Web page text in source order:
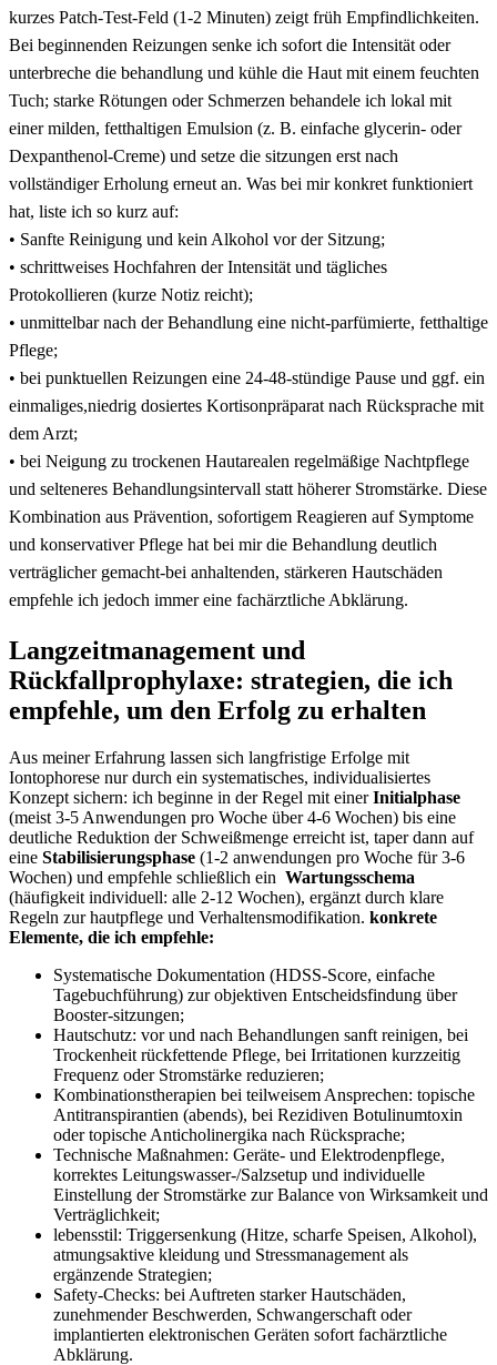
kurzes‌ Patch‑Test‑Feld (1-2 Minuten) ‌zeigt früh Empfindlichkeiten.
Bei ⁣beginnenden Reizungen senke ich sofort die Intensität oder
unterbreche die behandlung und kühle die Haut ‌mit einem feuchten
Tuch; ⁣starke ​Rötungen oder Schmerzen behandele ich lokal mit‍
einer milden, fetthaltigen ⁤Emulsion (z. B.⁣ einfache glycerin‑ ​oder
Dexpanthenol‑Creme)⁤ und⁣ setze die​ sitzungen ‌erst nach‌
vollständiger Erholung ⁣erneut an. Was bei mir konkret funktioniert
hat, ⁢liste ich so ⁤kurz‌ auf:‍
• ⁤Sanfte Reinigung und ⁤kein Alkohol vor ⁢der​ Sitzung;
• schrittweises Hochfahren der Intensität und tägliches
⁢Protokollieren (kurze⁢ Notiz ‍reicht); ‌
• ⁣unmittelbar nach ‌der​ Behandlung eine nicht‑parfümierte, fetthaltige
Pflege;
• ⁤bei punktuellen Reizungen eine 24-48‑stündige Pause und ggf. ein
einmaliges,niedrig dosiertes ‌Kortisonpräparat‍ nach ‌Rücksprache⁢ mit
‍dem ‌Arzt;
• ⁤bei Neigung zu trockenen Hautarealen regelmäßige Nachtpflege‍
und ‍selteneres ‌Behandlungsintervall‌ statt ⁢höherer Stromstärke.‍ Diese
Kombination aus Prävention, sofortigem Reagieren auf⁣ Symptome
und konservativer Pflege hat bei mir die Behandlung‌ deutlich
verträglicher⁤ gemacht-bei anhaltenden,​ stärkeren Hautschäden
empfehle​ ich jedoch immer ‍eine fachärztliche‍ Abklärung.
Langzeitmanagement und
Rückfallprophylaxe: strategien, die ich
empfehle, um den Erfolg zu erhalten
Aus meiner Erfahrung lassen sich langfristige‌ Erfolge⁢ mit
Iontophorese nur⁣ durch ‍ein systematisches, individualisiertes
Konzept ‌sichern: ⁤ich beginne in der Regel​ mit einerInitialphase
(meist‌ 3-5 Anwendungen pro Woche über ‌4-6 Wochen) bis eine⁢
deutliche ​Reduktion der Schweißmenge⁢ erreicht‌ ist,⁣ taper ‌dann auf
eine⁣ Stabilisierungsphase (1-2 anwendungen ⁢pro Woche für 3-6⁢
Wochen) und empfehle⁣ schließlich ein ‌ Wartungsschema
(häufigkeit individuell: ​alle 2-12⁢ Wochen), ergänzt⁤ durch klare
Regeln zur hautpflege und Verhaltensmodifikation. konkrete‌
Elemente, ​die ⁣ich empfehle:
Systematische Dokumentation (HDSS-Score,‍ einfache⁤
Tagebuchführung) zur⁤ objektiven⁣ Entscheidsfindung​ über
Booster-sitzungen;
Hautschutz: vor und nach Behandlungen sanft reinigen, bei
Trockenheit rückfettende⁢ Pflege, bei ‌Irritationen ⁤kurzzeitig
Frequenz ⁣oder ⁣Stromstärke reduzieren;
Kombinationstherapien‌ bei teilweisem Ansprechen:‌ topische
Antitranspirantien ‍(abends), bei Rezidiven Botulinumtoxin
oder​ topische Anticholinergika nach Rücksprache;
Technische Maßnahmen: Geräte-‍ und⁤ Elektrodenpflege,​
korrektes Leitungswasser-/Salzsetup und‌ individuelle
Einstellung der Stromstärke⁣ zur ​Balance von Wirksamkeit und
Verträglichkeit;
lebensstil: Triggersenkung⁤ (Hitze, scharfe Speisen,⁢ Alkohol),‌
atmungsaktive ⁢kleidung und⁤ Stressmanagement als
ergänzende Strategien;
Safety-Checks: bei⁣ Auftreten ​starker Hautschäden,
zunehmender ⁢Beschwerden, Schwangerschaft ​oder⁣
implantierten ⁤elektronischen Geräten sofort fachärztliche
Abklärung.